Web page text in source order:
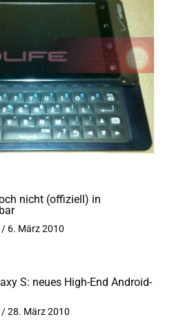
nicht (offiziell) in
6. März 2010
S: neues High-End Android-
28. März 2010